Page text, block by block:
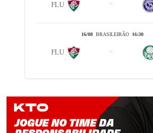
FLU
16/08BRASILEIRÃO 16:30
FLU